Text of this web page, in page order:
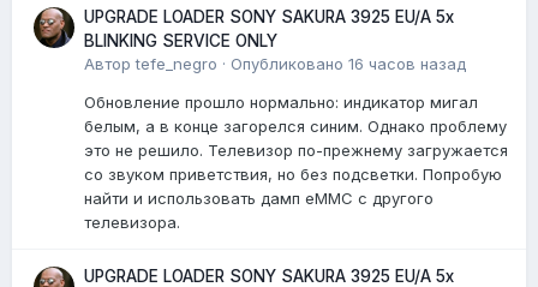
UPGRADE LOADER SONY SAKURA 3925 EU/A 5x
BLINKING SERVICE ONLY
Авторtefe_negro · Опубликовано 16 часов назад
Обновление прошло нормально: индикатор мигал
белым, а в конце загорелся синим. Однако проблему
это не решило. Телевизор по-прежнему загружается
со звуком приветствия, но без подсветки. Попробую
найти и использовать дамп eMMC с другого
телевизора.
UPGRADE LOADER SONY SAKURA 3925 EU/A 5x